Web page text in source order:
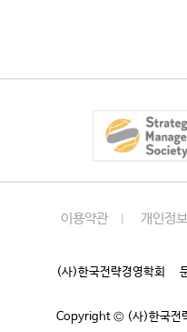
이용약관 개인정
(사)한국전략경영학회
Copyright © (사)한국전